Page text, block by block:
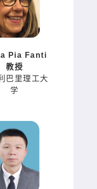
Pia Fanti
教授
巴里理工大
学